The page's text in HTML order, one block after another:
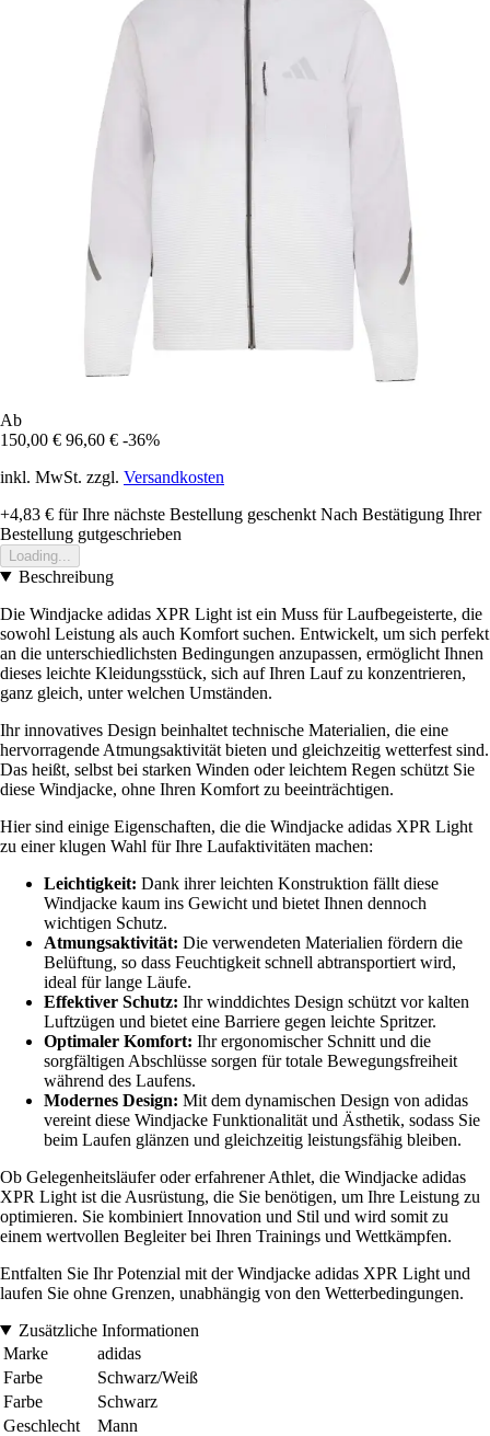
Ab
150,00 € 96,60 € -36%
inkl. MwSt. zzgl. Versandkosten
+4,83 € für Ihre nächste Bestellung geschenkt Nach Bestätigung Ihrer
Bestellung gutgeschrieben
Loading...
Beschreibung
Die Windjacke adidas XPR Light ist ein Muss für Laufbegeisterte, die
sowohl Leistung als auch Komfort suchen. Entwickelt, um sich perfekt
an die unterschiedlichsten Bedingungen anzupassen, ermöglicht Ihnen
dieses leichte Kleidungsstück, sich auf Ihren Lauf zu konzentrieren,
ganz gleich, unter welchen Umständen.
Ihr innovatives Design beinhaltet technische Materialien, die eine
hervorragende Atmungsaktivität bieten und gleichzeitig wetterfest sind.
Das heißt, selbst bei starken Winden oder leichtem Regen schützt Sie
diese Windjacke, ohne Ihren Komfort zu beeinträchtigen.
Hier sind einige Eigenschaften, die die Windjacke adidas XPR Light
zu einer klugen Wahl für Ihre Laufaktivitäten machen:
Leichtigkeit: Dank ihrer leichten Konstruktion fällt diese
Windjacke kaum ins Gewicht und bietet Ihnen dennoch
wichtigen Schutz.
Atmungsaktivität: Die verwendeten Materialien fördern die
Belüftung, so dass Feuchtigkeit schnell abtransportiert wird,
ideal für lange Läufe.
Effektiver Schutz: Ihr winddichtes Design schützt vor kalten
Luftzügen und bietet eine Barriere gegen leichte Spritzer.
Optimaler Komfort: Ihr ergonomischer Schnitt und die
sorgfältigen Abschlüsse sorgen für totale Bewegungsfreiheit
während des Laufens.
Modernes Design: Mit dem dynamischen Design von adidas
vereint diese Windjacke Funktionalität und Ästhetik, sodass Sie
beim Laufen glänzen und gleichzeitig leistungsfähig bleiben.
Ob Gelegenheitsläufer oder erfahrener Athlet, die Windjacke adidas
XPR Light ist die Ausrüstung, die Sie benötigen, um Ihre Leistung zu
optimieren. Sie kombiniert Innovation und Stil und wird somit zu
einem wertvollen Begleiter bei Ihren Trainings und Wettkämpfen.
Entfalten Sie Ihr Potenzial mit der Windjacke adidas XPR Light und
laufen Sie ohne Grenzen, unabhängig von den Wetterbedingungen.
Zusätzliche Informationen
Marke
adidas
Farbe
Schwarz/Weiß
Farbe
Schwarz
Geschlecht
Mann